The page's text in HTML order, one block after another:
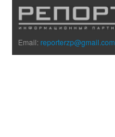
Email:reporterzp@gmail.com